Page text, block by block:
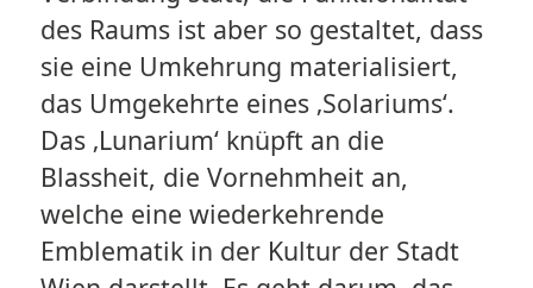
des Raums ist aber so gestaltet, dass
sie eine Umkehrung materialisiert,
das Umgekehrte eines ‚Solariums‘.
Das ‚Lunarium‘ knüpft an die
Blassheit, die Vornehmheit an,
welche eine wiederkehrende
Emblematik in der Kultur der Stadt